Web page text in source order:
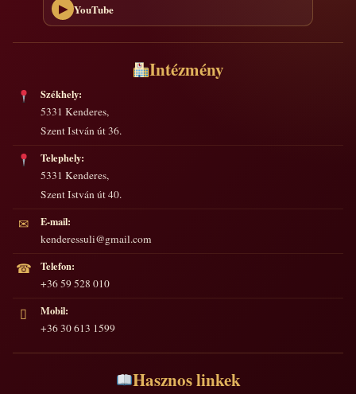
▶ YouTube
Intézmény
Székhely:
5331 Kenderes,
Szent István út 36.
Telephely:
5331 Kenderes,
Szent István út 40.
✉
E-mail:
kenderessuli@gmail.com
☎
Telefon:
+36 59 528 010
▯
Mobil:
+36 30 613 1599
Hasznos linkek